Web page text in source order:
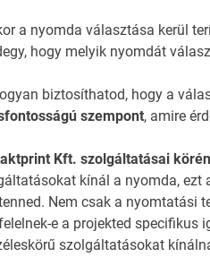
a nyomda választása kerül
hogy melyik nyomdát
biztosíthatod, hogy a
szempont, amire
Kft. szolgáltatásai
kínál a nyomda, ezt
Nem csak a nyomtatási
e a projekted specifikus
szolgáltatásokat